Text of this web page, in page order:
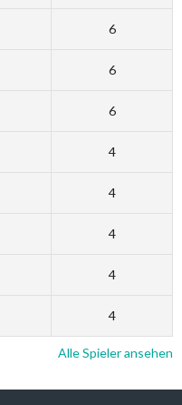
6
6
6
4
4
4
4
4
Alle Spieler ansehen